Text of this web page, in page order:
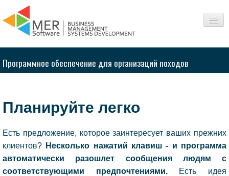
Сферы
Вопросы-Ответы
Контакт
Программное обеспечение для организаций походов
Планируйте легко
Есть предложение, которое заинтересует ваших прежних
клиентов? Несколько нажатий клавиш - и программа
автоматически разошлет сообщения людям с
соответствующими предпочтениями.Есть идея